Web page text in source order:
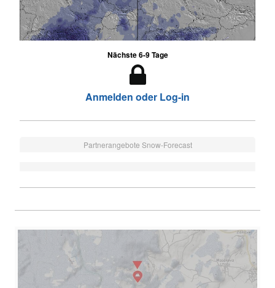
Nächste 6-9 Tage
Anmelden oder Log-in
Partnerangebote Snow-Forecast